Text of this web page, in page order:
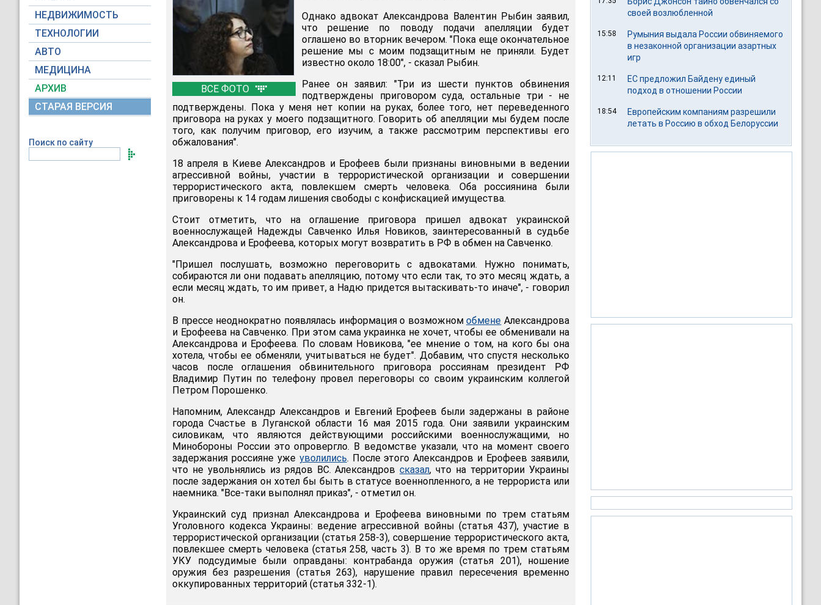
НЕДВИЖИМОСТЬ
ТЕХНОЛОГИИ
АВТО
МЕДИЦИНА
АРХИВ
СТАРАЯ ВЕРСИЯ
Поиск по сайту
ВСЕ ФОТО
Однако адвокат Александрова Валентин Рыбин заявил,
что решение по поводу подачи апелляции будет
оглашено во вторник вечером. "Пока еще окончательное
решение мы с моим подзащитным не приняли. Будет
известно около 18:00", - сказал Рыбин.
Ранее он заявил: "Три из шести пунктов обвинения
подтверждены приговором суда, остальные три - не
подтверждены. Пока у меня нет копии на руках, более того, нет переведенного
приговора на руках у моего подзащитного. Говорить об апелляции мы будем после
того, как получим приговор, его изучим, а также рассмотрим перспективы его
обжалования".
18 апреля в Киеве Александров и Ерофеев были признаны виновными в ведении
агрессивной войны, участии в террористической организации и совершении
террористического акта, повлекшем смерть человека. Оба россиянина были
приговорены к 14 годам лишения свободы с конфискацией имущества.
Стоит отметить, что на оглашение приговора пришел адвокат украинской
военнослужащей Надежды Савченко Илья Новиков, заинтересованный в судьбе
Александрова и Ерофеева, которых могут возвратить в РФ в обмен на Савченко.
"Пришел послушать, возможно переговорить с адвокатами. Нужно понимать,
собираются ли они подавать апелляцию, потому что если так, то это месяц ждать, а
если месяц ждать, то им привет, а Надю придется вытаскивать-то иначе", - говорил
он.
В прессе неоднократно появлялась информация о возможномобмене Александрова
и Ерофеева на Савченко. При этом сама украинка не хочет, чтобы ее обменивали на
Александрова и Ерофеева. По словам Новикова, "ее мнение о том, на кого бы она
хотела, чтобы ее обменяли, учитываться не будет". Добавим, что спустя несколько
часов после оглашения обвинительного приговора россиянам президент РФ
Владимир Путин по телефону провел переговоры со своим украинским коллегой
Петром Порошенко.
Напомним, Александр Александров и Евгений Ерофеев были задержаны в районе
города Счастье в Луганской области 16 мая 2015 года. Они заявили украинским
силовикам, что являются действующими российскими военнослужащими, но
Минобороны России это опровергло. В ведомстве указали, что на момент своего
задержания россияне уже уволились. После этого Александров и Ерофеев заявили,
что не увольнялись из рядов ВС. Александровсказал, что на территории Украины
после задержания он хотел бы быть в статусе военнопленного, а не террориста или
наемника. "Все-таки выполнял приказ", - отметил он.
Украинский суд признал Александрова и Ерофеева виновными по трем статьям
Уголовного кодекса Украины: ведение агрессивной войны (статья 437), участие в
террористической организации (статья 258-3), совершение террористического акта,
повлекшее смерть человека (статья 258, часть 3). В то же время по трем статьям
УКУ подсудимые были оправданы: контрабанда оружия (статья 201), ношение
оружия без разрешения (статья 263), нарушение правил пересечения временно
оккупированных территорий (статья 332-1).
своей возлюбленной
15:58
Румыния выдала России обвиняемого
в незаконной организации азартных
игр
12:11
ЕС предложил Байдену единый
подход в отношении России
18:54
Европейским компаниям разрешили
летать в Россию в обход Белоруссии